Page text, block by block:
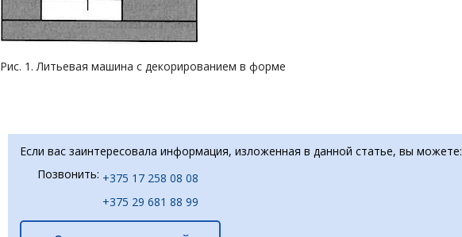
Рис. 1. Литьевая машина с декорированием в форме
Если вас заинтересовала информация, изложенная в данной статье, вы можете:
Позвонить: +375 17 258 08 08
+375 29 681 88 99